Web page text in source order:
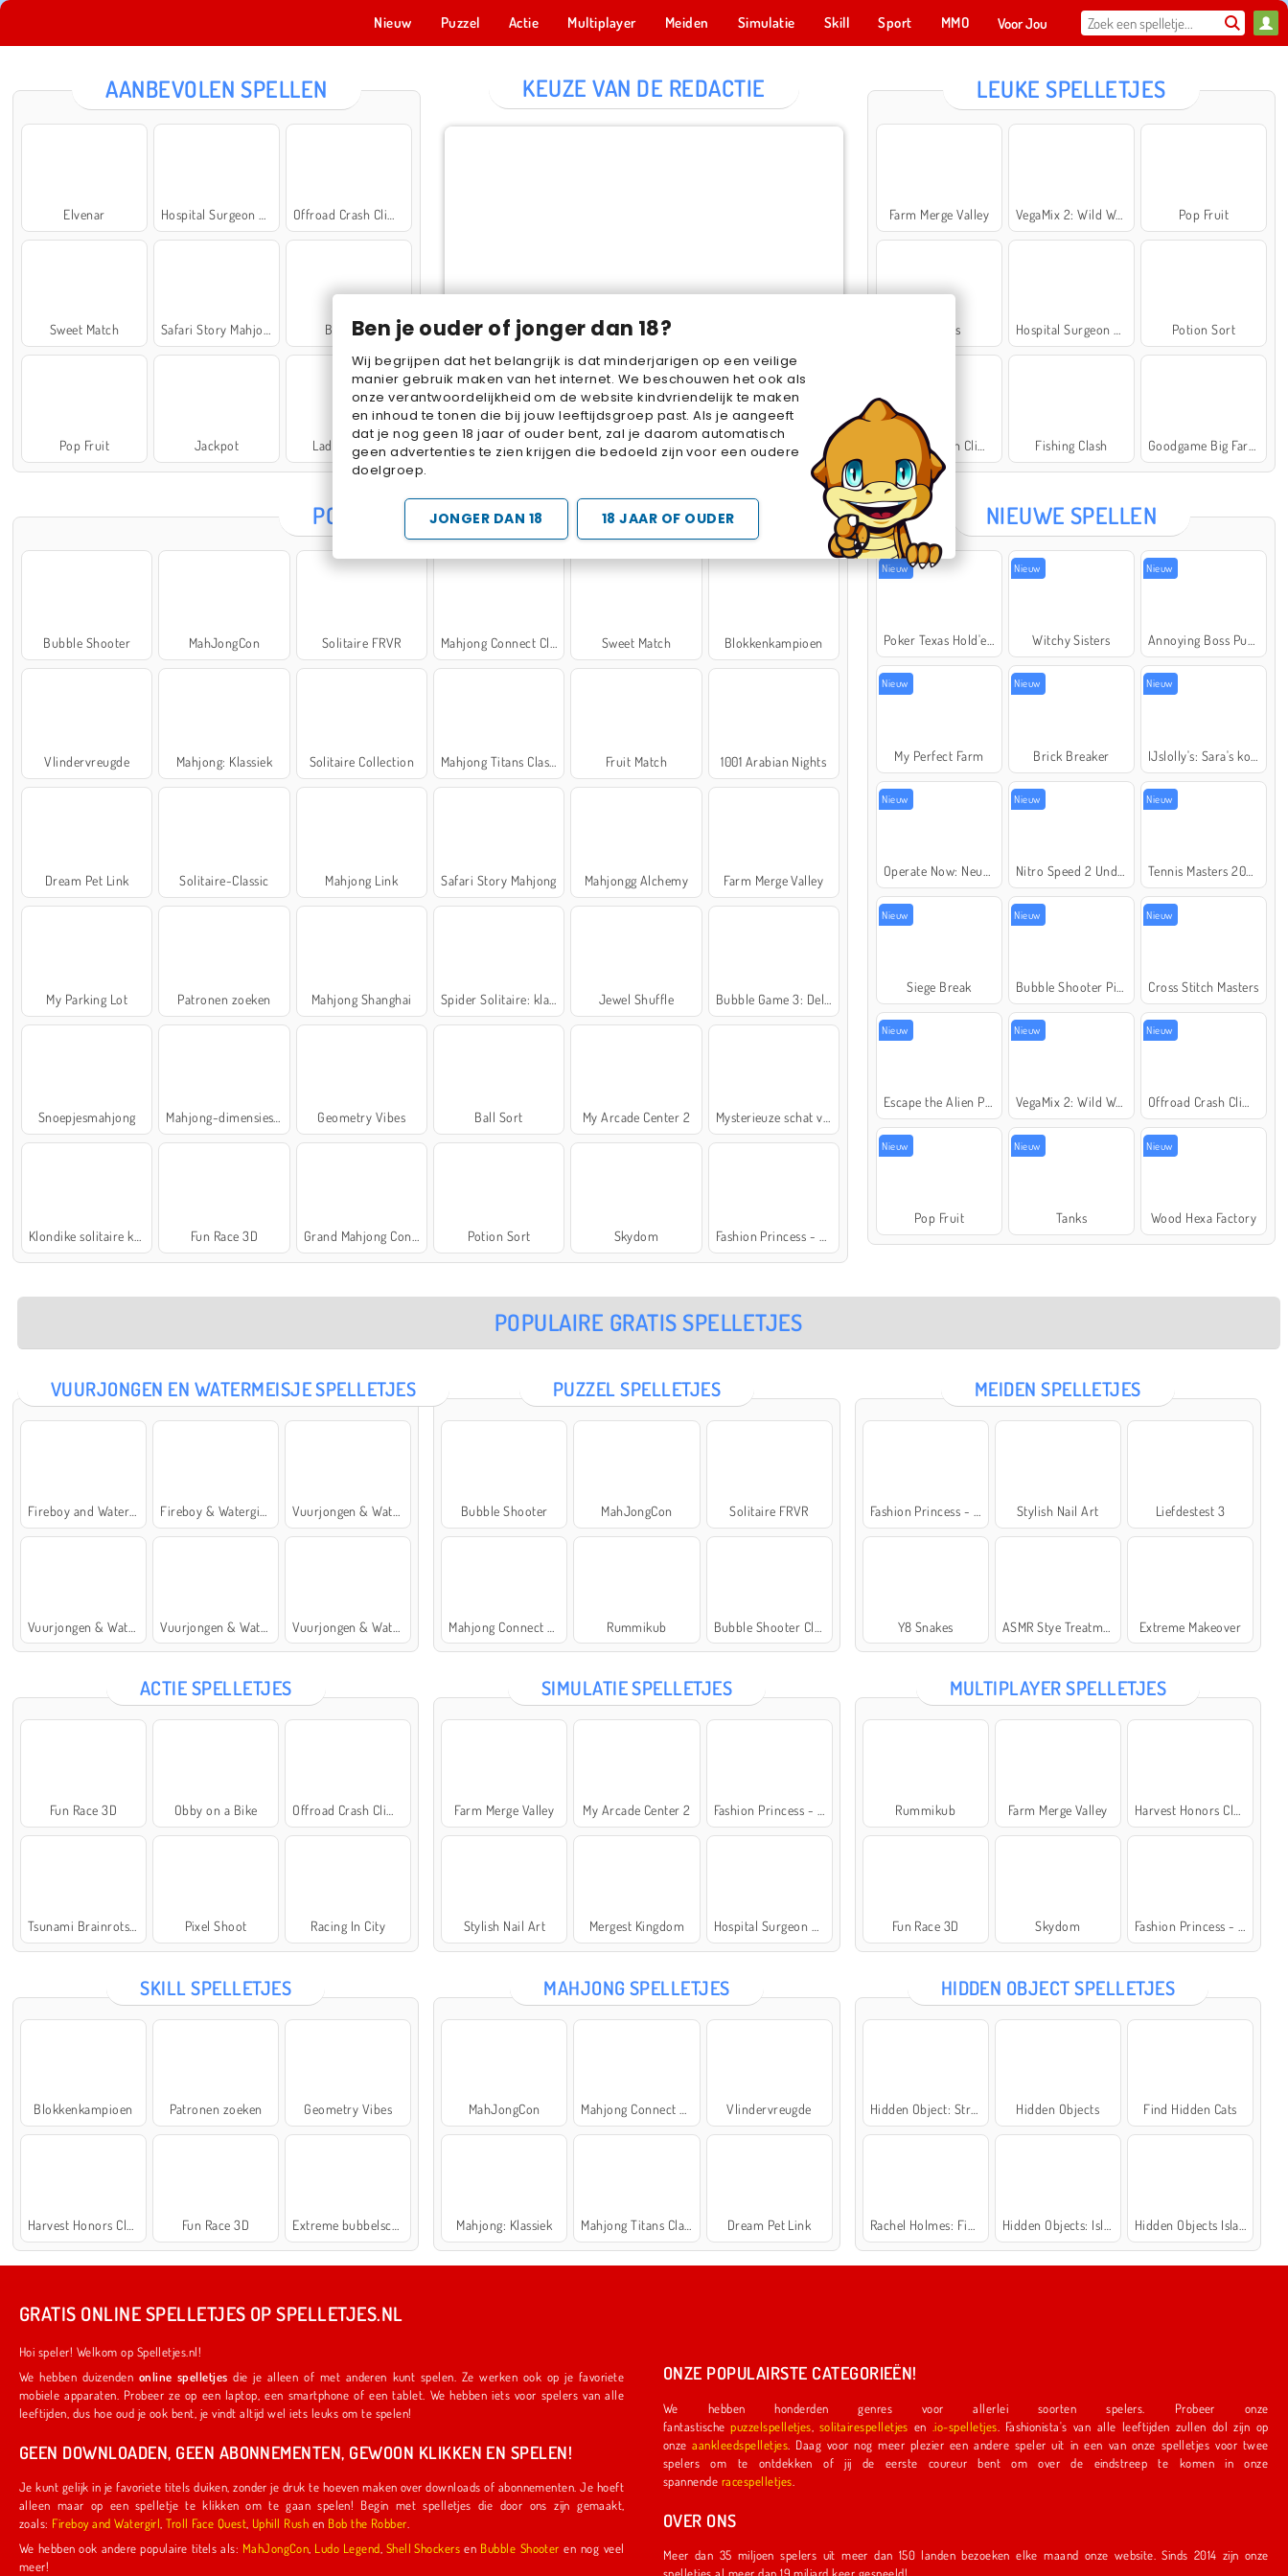
Ben je ouder of jonger dan 18?
Wij begrijpen dat het belangrijk is dat minderjarigen op een veilige
manier gebruik maken van het internet. We beschouwen het ook als
onze verantwoordelijkheid om de website kindvriendelijk te maken
en inhoud te tonen die bij jouw leeftijdsgroep past. Als je aangeeft
dat je nog geen 18 jaar of ouder bent, zal je daarom automatisch
geen advertenties te zien krijgen die bedoeld zijn voor een oudere
doelgroep.
JONGER DAN 18 18 JAAR OF OUDER
Nieuw Puzzel Actie Multiplayer Meiden Simulatie Skill Sport MMO Voor Jou
AANBEVOLEN SPELLEN
Elvenar
Sweet Match Ball Sort
Pop Fruit Jackpot Lady Popular
KEUZE VAN DE REDACTIE
Cake Merge 2 Cross Stitch Masters
Cake Merge 2 Marble Sort Star Stable
LEUKE SPELLETJES
Farm Merge Valley VegaMix 2: Wild West Pop Fruit
Bubbits Potion Sort
Fishing Clash
POPULAIRE SPELLETJES
Bubble Shooter MahJongCon Solitaire FRVR Mahjong Connect Classic Sweet Match Blokkenkampioen
Vlindervreugde Mahjong: Klassiek Solitaire Collection Fruit Match 1001 Arabian Nights
Dream Pet Link Solitaire-Classic Mahjong Link Safari Story Mahjong Mahjongg Alchemy Farm Merge Valley
My Parking Lot Patronen zoeken Mahjong Shanghai Jewel Shuffle
Snoepjesmahjong Mahjong-dimensies: 900 seconden Geometry Vibes Ball Sort My Arcade Center 2 Mysterieuze schat van de zee
Fun Race 3D Potion Sort Skydom
NIEUWE SPELLEN
Nieuw Nieuw
Witchy Sisters
Nieuw
Nieuw
My Perfect Farm
Nieuw
Brick Breaker
Nieuw
Nieuw Nieuw Nieuw
Nieuw
Siege Break
Nieuw Nieuw
Cross Stitch Masters
Nieuw Nieuw
VegaMix 2: Wild West
Nieuw
Nieuw
Pop Fruit
Nieuw
Tanks
Nieuw
Wood Hexa Factory
POPULAIRE GRATIS SPELLETJES
VUURJONGEN EN WATERMEISJE SPELLETJES PUZZEL SPELLETJES
Bubble Shooter MahJongCon Solitaire FRVR
Rummikub
MEIDEN SPELLETJES
Stylish Nail Art Liefdestest 3
Y8 Snakes Extreme Makeover
ACTIE SPELLETJES
Fun Race 3D Obby on a Bike
Pixel Shoot Racing In City
SIMULATIE SPELLETJES
Farm Merge Valley My Arcade Center 2
Stylish Nail Art Mergest Kingdom
MULTIPLAYER SPELLETJES
Rummikub Farm Merge Valley
Fun Race 3D Skydom
SKILL SPELLETJES
Blokkenkampioen Patronen zoeken Geometry Vibes
Fun Race 3D
MAHJONG SPELLETJES
MahJongCon Vlindervreugde
Mahjong: Klassiek Dream Pet Link
HIDDEN OBJECT SPELLETJES
Hidden Objects Find Hidden Cats
GRATIS ONLINE SPELLETJES OP SPELLETJES.NL
Hoi speler! Welkom op Spelletjes.nl!
We hebben duizenden online spelletjes die je alleen of met anderen kunt spelen. Ze werken ook op je favoriete
mobiele apparaten. Probeer ze op een laptop, een smartphone of een tablet. We hebben iets voor spelers van alle
leeftijden, dus hoe oud je ook bent, je vindt altijd wel iets leuks om te spelen!
GEEN DOWNLOADEN, GEEN ABONNEMENTEN, GEWOON KLIKKEN EN SPELEN!
Je kunt gelijk in je favoriete titels duiken, zonder je druk te hoeven maken over downloads of abonnementen. Je hoeft
alleen maar op een spelletje te klikken om te gaan spelen! Begin met spelletjes die door ons zijn gemaakt,
zoals:
Fireboy and Watergirl ,Troll Face Quest Uphill Rush en Bob the Robber
We hebben ook andere populaire titels als: MahJongCon Ludo Legend Shell Shockers en Bubble Shooter en nog veel
meer!
ONZE POPULAIRSTE CATEGORIEËN!
We hebben honderden genres voor allerlei soorten spelers. Probeer onze
fantastischepuzzelspelletjes solitairespelletjes en .io-spelletjes
onzeaankleedspelletjes . Daag voor nog meer plezier een andere speler uit in een van onze spelletjes voor twee
spelers om te ontdekken of jij de eerste coureur bent om over de eindstreep te komen in onze
spannende racespelletjes
OVER ONS
Meer dan 35 miljoen spelers uit meer dan 150 landen bezoeken elke maand onze website. Sinds 2014 zijn onze